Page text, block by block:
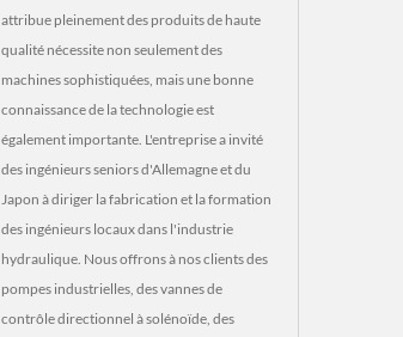
attribue pleinement des produits de haute
qualité nécessite non seulement des
machines sophistiquées, mais une bonne
connaissance de la technologie est
également importante. L'entreprise a invité
des ingénieurs seniors d'Allemagne et du
Japon à diriger la fabrication et la formation
des ingénieurs locaux dans l'industrie
hydraulique. Nous offrons à nos clients des
pompes industrielles, des vannes de
contrôle directionnel à solénoïde, des